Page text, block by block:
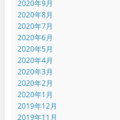
2020年9月
2020年8月
2020年7月
2020年6月
2020年5月
2020年4月
2020年3月
2020年2月
2020年1月
2019年12月
2019年11月